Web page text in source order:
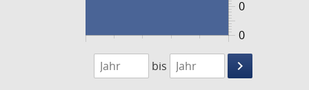
0
0
1474
1475
bis
keyboard_arrow_right
Suche